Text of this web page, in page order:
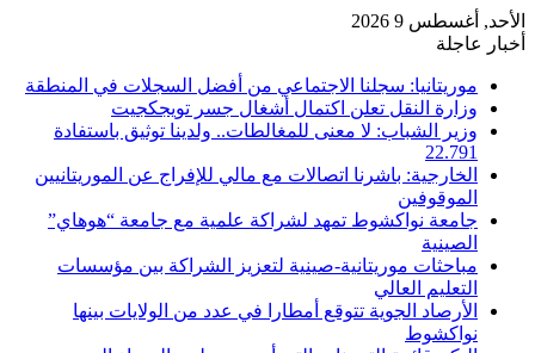
الأحد, أغسطس 9 2026
أخبار عاجلة
موريتانيا: سجلنا الاجتماعي من أفضل السجلات في المنطقة
وزارة النقل تعلن اكتمال أشغال جسر تويجكجيت
وزير الشباب: لا معنى للمغالطات.. ولدينا توثيق باستفادة
22.791
الخارجية: باشرنا اتصالات مع مالي للإفراج عن الموريتانيين
الموقوفين
جامعة نواكشوط تمهد لشراكة علمية مع جامعة “هوهاي”
الصينية
مباحثات موريتانية-صينية لتعزيز الشراكة بين مؤسسات
التعليم العالي
الأرصاد الجوية تتوقع أمطارا في عدد من الولايات بينها
نواكشوط